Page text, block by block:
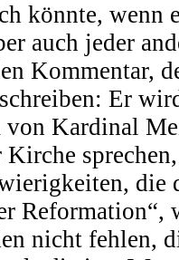
könnte, wenn
auch jeder
Kommentar,
Er
von Kardinal
die
Reformation“,
nicht fehlen,